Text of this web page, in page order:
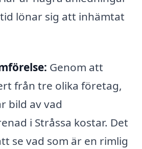
lönar sig att inhämtat
Genom att
från tre olika företag,
bild av vad
i Stråssa kostar. Det
se vad som är en rimlig